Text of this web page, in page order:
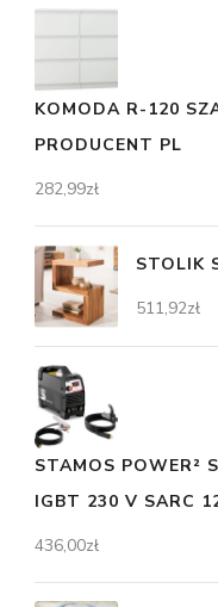
KOMODA R-120
PRODUCENT PL
282,99zł
STOLIK
511,92zł
STAMOS POWER²
IGBT 230 V SARC
436,00zł